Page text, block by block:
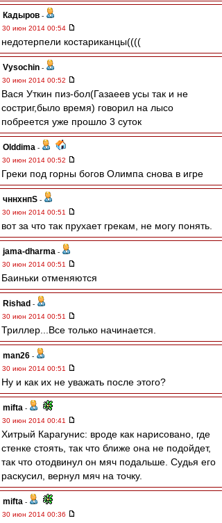
Кадыров -
30 июн 2014 00:54
недотерпели костариканцы((((
Vysochin -
30 июн 2014 00:52
Вася Уткин пиз-бол(Газаеев усы так и не
состриг,было время) говорил на лысо
побреется уже прошло 3 суток
Olddima -
30 июн 2014 00:52
Греки под горны богов Олимпа снова в игре
чннхнпS -
30 июн 2014 00:51
вот за что так прухает грекам, не могу понять.
jama-dharma -
30 июн 2014 00:51
Баиньки отменяются
Rishad -
30 июн 2014 00:51
Триллер...Все только начинается.
man26 -
30 июн 2014 00:51
Ну и как их не уважать после этого?
mifta -
30 июн 2014 00:41
Хитрый Карагунис: вроде как нарисовано, где
стенке стоять, так что ближе она не подойдет,
так что отодвинул он мяч подальше. Судья его
раскусил, вернул мяч на точку.
mifta -
30 июн 2014 00:36